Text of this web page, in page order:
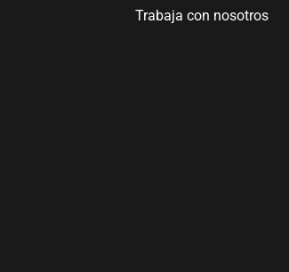
Trabaja con nosotros